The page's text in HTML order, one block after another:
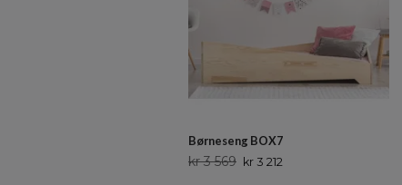
Børneseng BOX7
kr 3 569 kr 3 212